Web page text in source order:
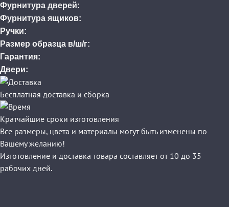
Фурнитура дверей:
Фурнитура ящиков:
Ручки:
Размер образца в/ш/г:
Гарантия:
Двери:
Бесплатная доставка и сборка
Кратчайшие сроки изготовления
Все размеры, цвета и материалы могут быть изменены по
Вашему желанию!
Изготовление и доставка товара составляет от 10 до 35
рабочих дней.